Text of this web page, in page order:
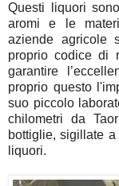
Questi liquori
aromi e le
aziende agricole
proprio codice di
garantire
proprio questo
suo piccolo
chilometri da
bottiglie, sigillate
liquori.